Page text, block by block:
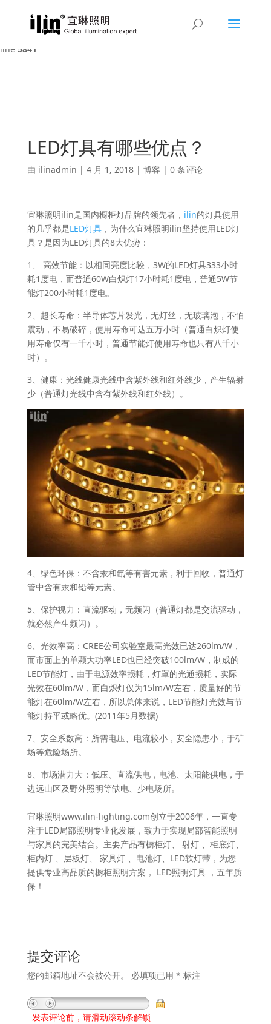
Warning : A non-numeric value encountered in
/var/www/html/ilin/wp-content/themes/Divi/functions.php
line5841
LED灯具有哪些优点？
由 ilinadmin | 4 月 1, 2018| 博客 | 0 条评论
宜琳照明ilin是国内橱柜灯品牌的领先者， ilin的灯具使用
的几乎都是LED灯具，为什么宜琳照明ilin坚持使用LED灯
具？是因为LED灯具的8大优势：
1、 高效节能：以相同亮度比较，3W的LED灯具333小时
耗1度电，而普通60W白炽灯17小时耗1度电，普通5W节
能灯200小时耗1度电。
2、超长寿命：半导体芯片发光，无灯丝，无玻璃泡，不怕
震动，不易破碎，使用寿命可达五万小时（普通白炽灯使
用寿命仅有一千小时，普通节能灯使用寿命也只有八千小
时）。
3、健康：光线健康光线中含紫外线和红外线少，产生辐射
少（普通灯光线中含有紫外线和红外线）。
4、绿色环保：不含汞和氙等有害元素，利于回收，普通灯
管中含有汞和铅等元素。
5、保护视力：直流驱动，无频闪（普通灯都是交流驱动，
就必然产生频闪）。
6、光效率高：CREE公司实验室最高光效已达260lm/W，
而市面上的单颗大功率LED也已经突破100lm/W，制成的
LED节能灯，由于电源效率损耗，灯罩的光通损耗，实际
光效在60lm/W，而白炽灯仅为15lm/W左右，质量好的节
能灯在60lm/W左右，所以总体来说，LED节能灯光效与节
能灯持平或略优。(2011年5月数据)
7、安全系数高：所需电压、电流较小，安全隐患小，于矿
场等危险场所。
8、市场潜力大：低压、直流供电，电池、太阳能供电，于
边远山区及野外照明等缺电、少电场所。
宜琳照明www.ilin-lighting.com创立于2006年，一直专
注于LED局部照明专业化发展，致力于实现局部智能照明
与家具的完美结合。主要产品有橱柜灯、 射灯 、柜底灯、
柜内灯 、层板灯、 家具灯 、电池灯、LED软灯带，为您
提供专业高品质的橱柜照明方案， LED照明灯具 ，五年质
保！
提交评论
您的邮箱地址不会被公开。 必填项已用 * 标注
发表评论前，请滑动滚动条解锁